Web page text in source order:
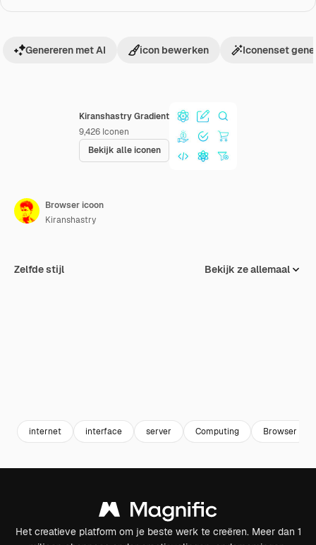
Kiranshastry Gradient
9,426 Iconen
Bekijk alle iconen
Genereren met AI icon bewerken Iconenset
Browser icoon
Kiranshastry
Zelfde stijl Bekijk ze allemaal
internet interface server Computing Browser
Het creatieve platform om je beste werk te creëren. Meer dan 1